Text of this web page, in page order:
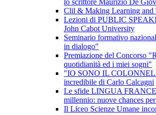
lo scrittore Maurizio De
Clil & Making Learning
Lezioni di PUBLIC
John Cabot University
Seminario formativo
in dialogo"
Premiazione del Concorso
quotidianità ed i miei sogni"
"IO SONO IL
incredibile di Carlo Calcagni
Le sfide LINGUA
millennio: nuove chances
Il Liceo Scienze Umane